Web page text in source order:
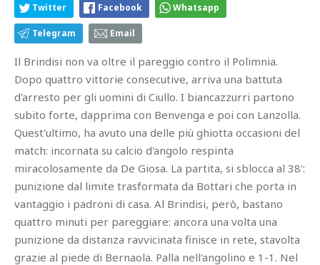
Twitter Facebook Whatsapp
Telegram Email
Il Brindisi non va oltre il pareggio contro il Polimnia.
Dopo quattro vittorie consecutive, arriva una battuta
d'arresto per gli uomini di Ciullo. I biancazzurri partono
subito forte, dapprima con Benvenga e poi con Lanzolla.
Quest'ultimo, ha avuto una delle più ghiotta occasioni del
match: incornata su calcio d'angolo respinta
miracolosamente da De Giosa. La partita, si sblocca al 38':
punizione dal limite trasformata da Bottari che porta in
vantaggio i padroni di casa. Al Brindisi, però, bastano
quattro minuti per pareggiare: ancora una volta una
punizione da distanza ravvicinata finisce in rete, stavolta
grazie al piede di Bernaola. Palla nell'angolino e 1-1. Nel